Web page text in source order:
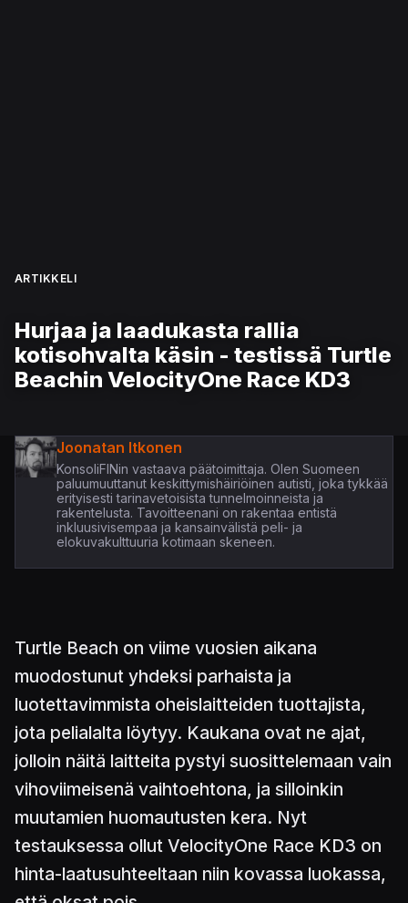
ARTIKKELI
Hurjaa ja laadukasta rallia
kotisohvalta käsin - testissä Turtle
Beachin VelocityOne Race KD3
Joonatan Itkonen
KonsoliFINin vastaava päätoimittaja. Olen Suomeen
paluumuuttanut keskittymishäiriöinen autisti, joka tykkää
erityisesti tarinavetoisista tunnelmoinneista ja
rakentelusta. Tavoitteenani on rakentaa entistä
inkluusivisempaa ja kansainvälistä peli- ja
elokuvakulttuuria kotimaan skeneen.
Turtle Beach on viime vuosien aikana
muodostunut yhdeksi parhaista ja
luotettavimmista oheislaitteiden tuottajista,
jota pelialalta löytyy. Kaukana ovat ne ajat,
jolloin näitä laitteita pystyi suosittelemaan vain
vihoviimeisenä vaihtoehtona, ja silloinkin
muutamien huomautusten kera. Nyt
testauksessa ollut VelocityOne Race KD3 on
hinta-laatusuhteeltaan niin kovassa luokassa,